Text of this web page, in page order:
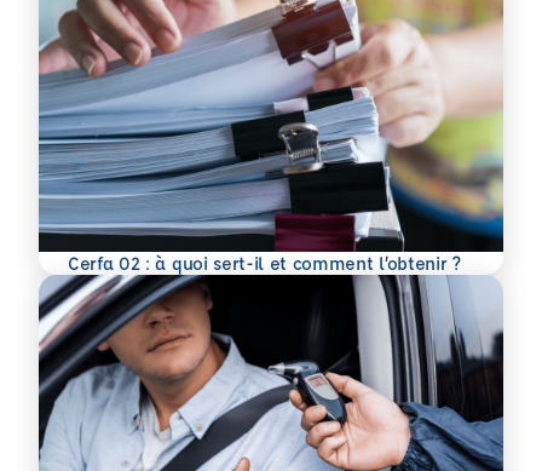
Cerfa 02 : à quoi sert-il et comment l’obtenir ?
En savoir plus